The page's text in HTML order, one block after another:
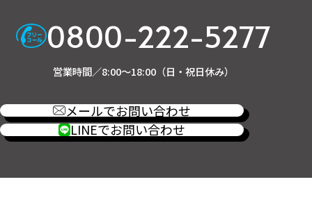
0800-222-5277
営業時間／8:00～18:00（日・祝日休み）
メールでお問い合わせ
LINEでお問い合わせ